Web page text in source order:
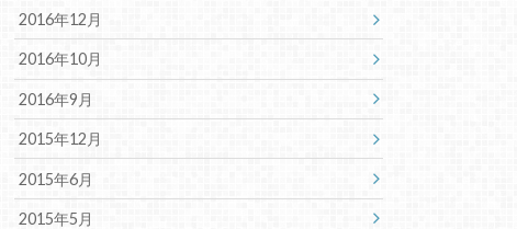
2016年12月
2016年10月
2016年9月
2015年12月
2015年6月
2015年5月